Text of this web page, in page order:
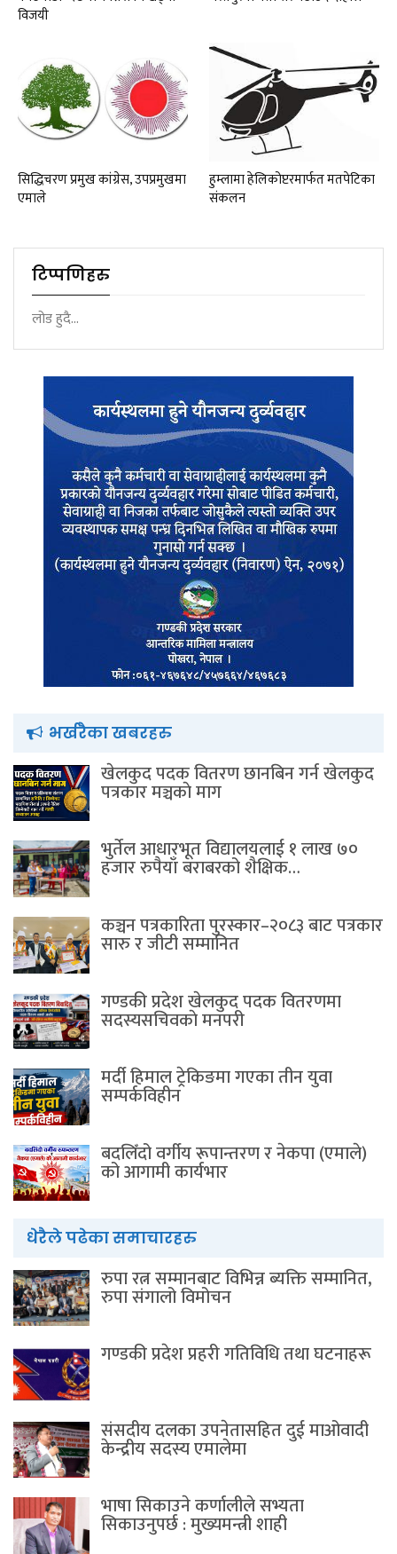
विजयी
सिद्धिचरण प्रमुख कांग्रेस, उपप्रमुखमा
एमाले
हुम्लामा हेलिकोप्टरमार्फत मतपेटिका
संकलन
टिप्पणिहरु
लोड हुदै...
भर्खरैका खबरहरु
खेलकुद पदक वितरण छानबिन गर्न खेलकुद
पत्रकार मञ्चकाे माग
भुर्तेल आधारभूत विद्यालयलाई १ लाख ७०
हजार रुपैयाँ बराबरको शैक्षिक…
कञ्चन पत्रकारिता पुरस्कार–२०८३ बाट पत्रकार
सारु र जीटी सम्मानित
गण्डकी प्रदेश खेलकुद पदक वितरणमा
सदस्यसचिवकाे मनपरी
मर्दी हिमाल ट्रेकिङमा गएका तीन युवा
सम्पर्कविहीन
बदलिँदो वर्गीय रूपान्तरण र नेकपा (एमाले)
को आगामी कार्यभार
धेरैले पढेका समाचारहरु
रुपा रत्न सम्मानबाट विभिन्न ब्यक्ति सम्मानित,
रुपा संगालो विमोचन
गण्डकी प्रदेश प्रहरी गतिविधि तथा घटनाहरू
संसदीय दलका उपनेतासहित दुई माओवादी
केन्द्रीय सदस्य एमालेमा
भाषा सिकाउने कर्णालीले सभ्यता
सिकाउनुपर्छ : मुख्यमन्त्री शाही